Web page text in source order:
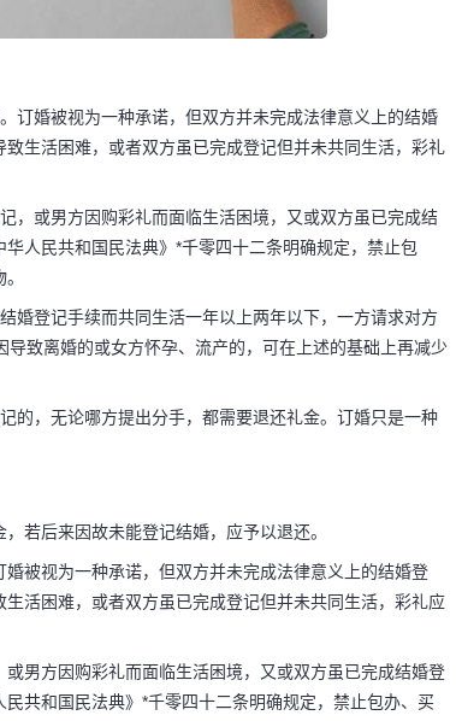
订婚被视为一种承诺，但双方并未完成法律意义上的结婚
生活困难，或者双方虽已完成登记但并未共同生活，彩礼
，或男方因购彩礼而面临生活困境，又或双方虽已完成结
人民共和国民法典》*千零四十二条明确规定，禁止包
婚登记手续而共同生活一年以上两年以下，一方请求对方
致离婚的或女方怀孕、流产的，可在上述的基础上再减少
的，无论哪方提出分手，都需要退还礼金。订婚只是一种
若后来因故未能登记结婚，应予以退还。
被视为一种承诺，但双方并未完成法律意义上的结婚登
活困难，或者双方虽已完成登记但并未共同生活，彩礼应
男方因购彩礼而面临生活困境，又或双方虽已完成结婚登
共和国民法典》*千零四十二条明确规定，禁止包办、买
多